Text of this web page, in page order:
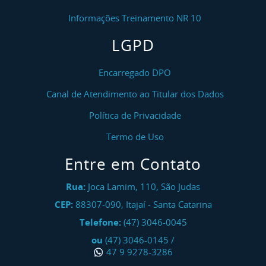
Informações Treinamento NR 10
LGPD
Encarregado DPO
Canal de Atendimento ao Titular dos Dados
Política de Privacidade
Termo de Uso
Entre em Contato
Rua: Joca Lamim, 110, São Judas
CEP: 88307-090, Itajaí- Santa Catarina
Telefone: (47) 3046-0045
ou (47) 3046-0145 /
47 9 9278-3286